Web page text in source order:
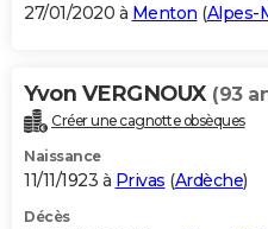
27/01/2020 à Menton (Alpes-
Yvon VERGNOUX (93
Créer une cagnotte obsèques
Naissance
11/11/1923 à Privas (Ardèche)
Décès